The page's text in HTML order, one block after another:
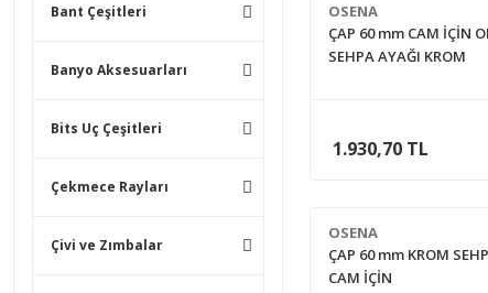
Bant Çeşitleri
Banyo Aksesuarları
Bits Uç Çeşitleri
Çekmece Rayları
Çivi ve Zımbalar
OSENA
ÇAP 60 mm CAM İÇİN
SEHPA AYAĞI KROM
1.930,70 TL
OSENA
ÇAP 60 mm KROM
CAM İÇİN